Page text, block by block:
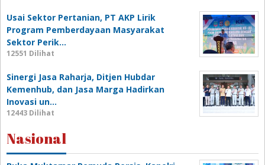
Usai Sektor Pertanian, PT AKP Lirik
Program Pemberdayaan Masyarakat
Sektor Perik…
12551 Dilihat
Sinergi Jasa Raharja, Ditjen Hubdar
Kemenhub, dan Jasa Marga Hadirkan
Inovasi un…
12443 Dilihat
Nasional